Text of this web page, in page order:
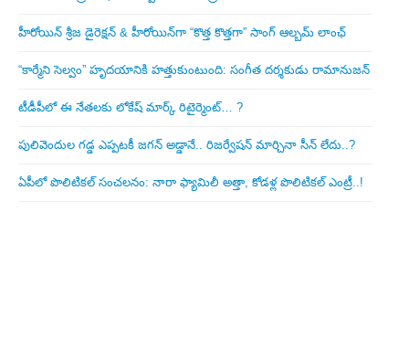
హీరోయిన్ శ్రీజ డైరెక్ష‌న్ & హీరోయిన్‌గా “కొత్త కొత్తగా” సాంగ్ ఆల్బమ్ లాంఛ్
“కార్మేని సెల్వం” హృదయానికి హత్తుకుంటుంది: సంగీత దర్శకుడు రామానుజన్
టీడీపీలో ఈ నేత‌ల‌కు లోకేష్ మార్క్ రిటైర్మెంట్‌… ?
పులివెందుల గ‌డ్డ ఎప్ప‌ట‌కీ జ‌గ‌న్ అడ్డానే.. రిజ‌ర్వేష‌న్ మార్చినా సీన్ లేదు..?
ఏపీలో పొలిటిక‌ల్ సంచ‌ల‌నం: నారా ఫ్యామిలీ అత్తా, కోడ‌ళ్ల పొలిటికల్ ఎంట్రీ..!